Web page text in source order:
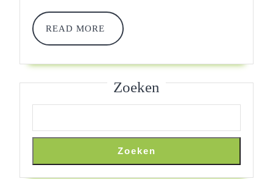
Voor
Een
READ MORE
READ
MORE
Zoeken
Zoeken